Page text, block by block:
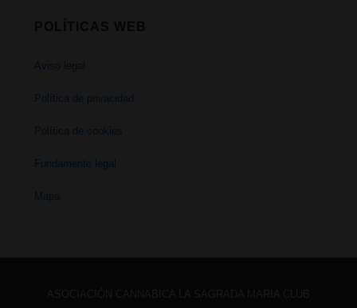
Aviso legal
Política de privacidad
Política de cookies
Fundamento legal
Mapa